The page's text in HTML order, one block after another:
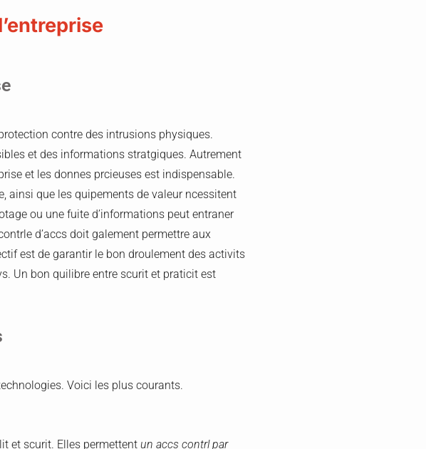
contre des intrusions physiques.
et des informations stratgiques. Autrement
et les donnes prcieuses est indispensable.
ainsi que les quipements de valeur ncessitent
ou une fuite d’informations peut entraner
d’accs doit galement permettre aux
est de garantir le bon droulement des activits
Un bon quilibre entre scurit et praticit est
Voici les plus courants.
et scurit. Elles permettent un accs contrl par